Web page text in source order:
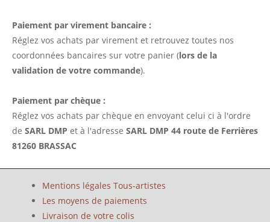
Paiement par virement bancaire :
Réglez vos achats par virement et retrouvez toutes nos
coordonnées bancaires sur votre panier (lors de la
validation de votre commande).
Paiement par chèque :
Réglez vos achats par chèque en envoyant celui ci à l'ordre
de SARL DMP et à l'adresse SARL DMP 44 route de Ferrières
81260 BRASSAC
Mentions légales Tous-artistes
Les moyens de paiements
Livraison de votre colis